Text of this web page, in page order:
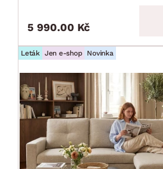
5 990.00 Kč
Leták Jen e-shop Novinka